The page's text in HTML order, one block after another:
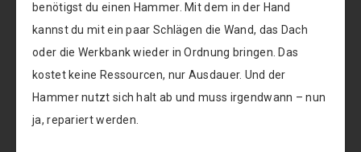
benötigst du einen Hammer. Mit dem in der Hand
kannst du mit ein paar Schlägen die Wand, das Dach
oder die Werkbank wieder in Ordnung bringen. Das
kostet keine Ressourcen, nur Ausdauer. Und der
Hammer nutzt sich halt ab und muss irgendwann – nun
ja, repariert werden.